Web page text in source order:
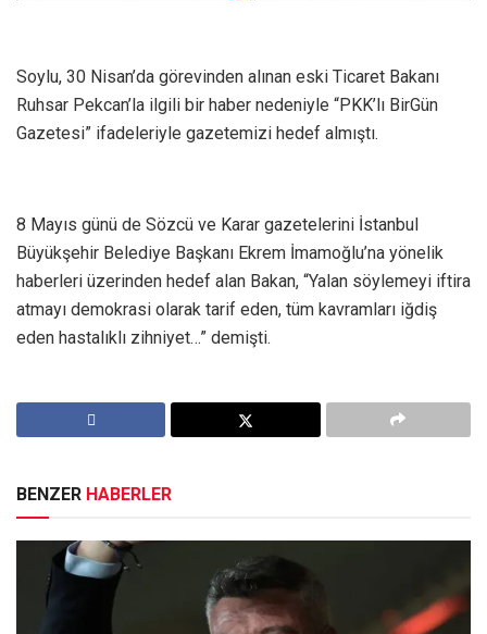
Soylu, 30 Nisan’da görevinden alınan eski Ticaret Bakanı
Ruhsar Pekcan’la ilgili bir haber nedeniyle “PKK’lı BirGün
Gazetesi” ifadeleriyle gazetemizi hedef almıştı.
8 Mayıs günü de Sözcü ve Karar gazetelerini İstanbul
Büyükşehir Belediye Başkanı Ekrem İmamoğlu’na yönelik
haberleri üzerinden hedef alan Bakan, “Yalan söylemeyi iftira
atmayı demokrasi olarak tarif eden, tüm kavramları iğdiş
eden hastalıklı zihniyet…” demişti.
BENZER HABERLER